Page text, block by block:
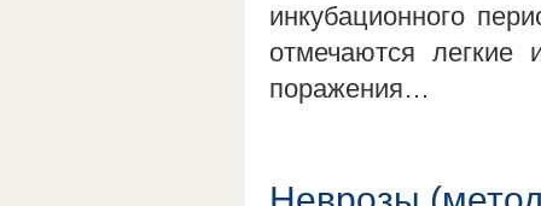
инкубационного
отмечаются легкие
поражения…